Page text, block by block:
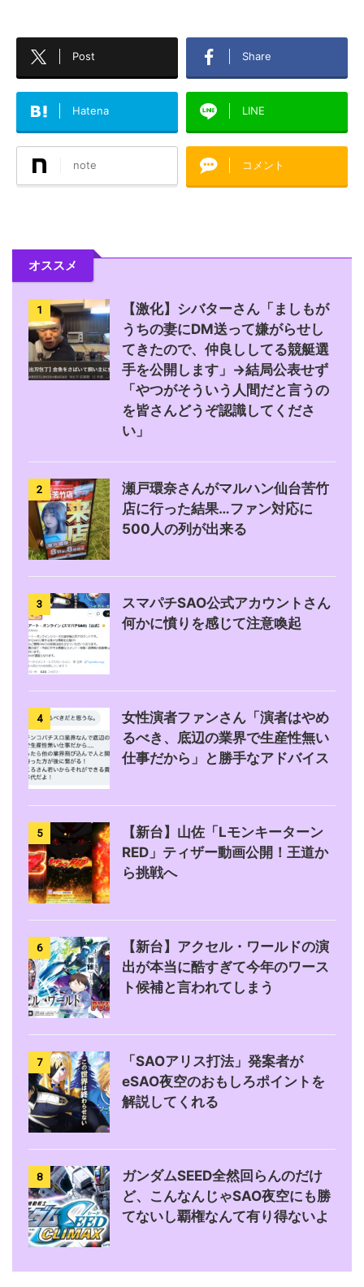
Post Share
Hatena LINE
note コメント
オススメ
1
【激化】シバターさん「ましもが
うちの妻にDM送って嫌がらせし
てきたので、仲良ししてる競艇選
手を公開します」→結局公表せず
「やつがそういう人間だと言うの
を皆さんどうぞ認識してくださ
い」
2
瀬戸環奈さんがマルハン仙台苦竹
店に行った結果…ファン対応に
500人の列が出来る
3
スマパチSAO公式アカウントさん
何かに憤りを感じて注意喚起
4
女性演者ファンさん「演者はやめ
るべき、底辺の業界で生産性無い
仕事だから」と勝手なアドバイス
5
【新台】山佐「Lモンキーターン
RED」ティザー動画公開！王道か
ら挑戦へ
6
【新台】アクセル・ワールドの演
出が本当に酷すぎて今年のワース
ト候補と言われてしまう
7
「SAOアリス打法」発案者が
eSAO夜空のおもしろポイントを
解説してくれる
8
ガンダムSEED全然回らんのだけ
ど、こんなんじゃSAO夜空にも勝
てないし覇権なんて有り得ないよ